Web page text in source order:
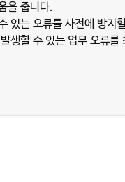
을 줍니다.
있는 오류를 사전에 방지
할 수 있는 업무 오류를